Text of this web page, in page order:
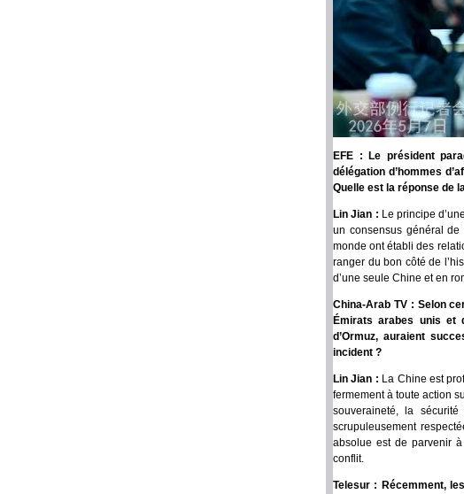
EFE : Le président
délégation d’hommes
Quelle est la réponse de
Lin Jian : Le principe
un consensus général
monde ont établi des
ranger du bon côté de
d’une seule Chine et en
China-Arab TV : Selon
Émirats arabes unis et
d’Ormuz, auraient
incident ?
Lin Jian : La Chine est
fermement à toute action
souveraineté, la
scrupuleusement
absolue est de parvenir
conflit.
Telesur : Récemment,